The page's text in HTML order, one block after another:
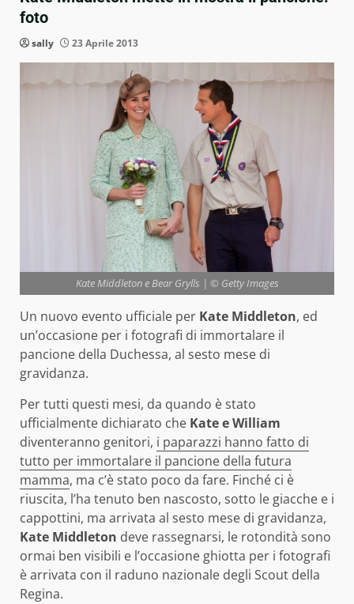
foto
sally 23 Aprile 2013
Kate Middleton e Bear Grylls | © Getty Images
Un nuovo evento ufficiale per Kate Middleton, ed
un’occasione per i fotografi di immortalare il
pancione della Duchessa, al sesto mese di
gravidanza.
Per tutti questi mesi, da quando è stato
ufficialmente dichiarato che Kate e William
diventeranno genitori, i paparazzi hanno fatto di
tutto per immortalare il pancione della futura
mamma, ma c’è stato poco da fare. Finché ci è
riuscita, l’ha tenuto ben nascosto, sotto le giacche e i
cappottini, ma arrivata al sesto mese di gravidanza,
Kate Middleton deve rassegnarsi, le rotondità sono
ormai ben visibili e l’occasione ghiotta per i fotografi
è arrivata con il raduno nazionale degli Scout della
Regina.